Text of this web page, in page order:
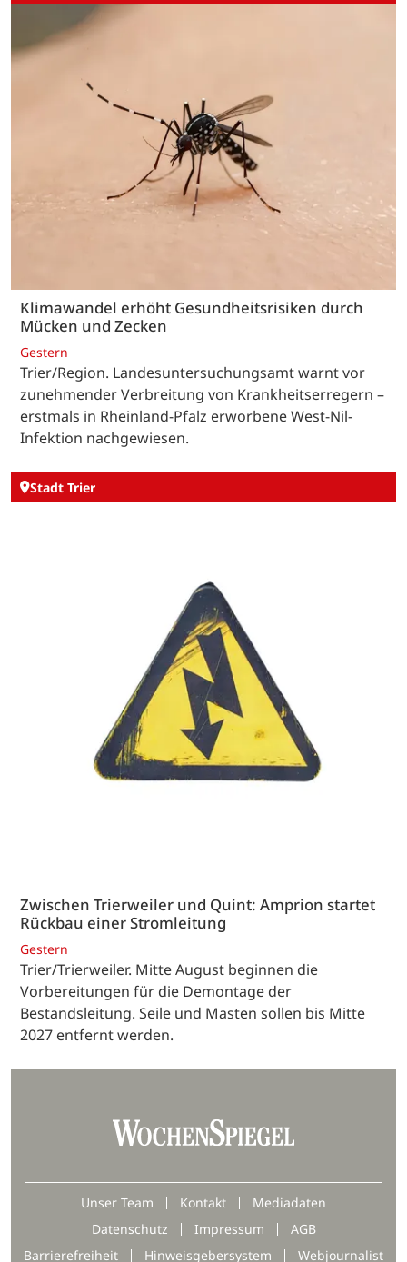
Klimawandel erhöht Gesundheitsrisiken durch
Mücken und Zecken
Gestern
Trier/Region. Landesuntersuchungsamt warnt vor
zunehmender Verbreitung von Krankheitserregern –
erstmals in Rheinland-Pfalz erworbene West-Nil-
Infektion nachgewiesen.
Stadt Trier
Zwischen Trierweiler und Quint: Amprion startet
Rückbau einer Stromleitung
Gestern
Trier/Trierweiler. Mitte August beginnen die
Vorbereitungen für die Demontage der
Bestandsleitung. Seile und Masten sollen bis Mitte
2027 entfernt werden.
Unser Team Kontakt
Mediadaten
Datenschutz
Impressum
AGB
Barrierefreiheit
Hinweisgebersystem Webjournalist